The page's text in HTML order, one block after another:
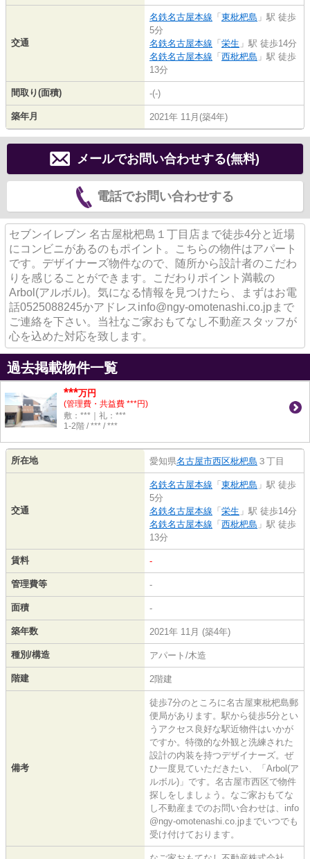
交通
名鉄名古屋本線 「 東枇杷島 」駅 徒歩
5分
名鉄名古屋本線 「 栄生 」駅 徒歩14分
名鉄名古屋本線 「 西枇杷島 」駅 徒歩
13分
間取り(面積) -(-)
築年月 2021年 11月(築4年)
メールでお問い合わせする(無料)
電話でお問い合わせする
セブンイレブン 名古屋枇杷島１丁目店まで徒歩4分と近場
にコンビニがあるのもポイント。こちらの物件はアパート
です。デザイナーズ物件なので、随所から設計者のこだわ
りを感じることができます。こだわりポイント満載の
Arbol(アルボル)。気になる情報を見つけたら、まずはお電
話0525088245かアドレスinfo@ngy-omotenashi.co.jpまで
ご連絡を下さい。当社なご家おもてなし不動産スタッフが
心を込めた対応を致します。
過去掲載物件一覧
***万円
(管理費・共益費 ***円)
敷：***｜礼：***
1-2階 / *** / ***
所在地 愛知県名古屋市西区枇杷島 ３丁目
交通
名鉄名古屋本線 「 東枇杷島 」駅 徒歩
5分
名鉄名古屋本線 「 栄生 」駅 徒歩14分
名鉄名古屋本線 「 西枇杷島 」駅 徒歩
13分
賃料 -
管理費等 -
面積 -
築年数 2021年 11月 (築4年)
種別/構造 アパート/木造
階建 2階建
備考
徒歩7分のところに名古屋東枇杷島郵
便局があります。駅から徒歩5分とい
うアクセス良好な駅近物件はいかが
ですか。特徴的な外観と洗練された
設計の内装を持つデザイナーズ。ぜ
ひ一度見ていただきたい、「Arbol(ア
ルボル)」です。名古屋市西区で物件
探しをしましょう。なご家おもてな
し不動産までのお問い合わせは、info
@ngy-omotenashi.co.jpまでいつでも
受け付けております。